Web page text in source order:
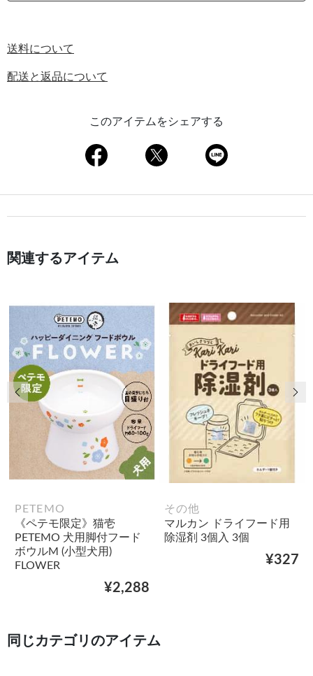
送料について
配送と返品について
このアイテムをシェアする
関連するアイテム
PETEMO
《ペテモ限定》猫壱
PETEMO 犬用脚付フード
ボウルM (小型犬用)
FLOWER
¥2,288
その他
マルカン ドライフード用
除湿剤 3個入 3個
¥327
前の画像 次
同じカテゴリのアイテム